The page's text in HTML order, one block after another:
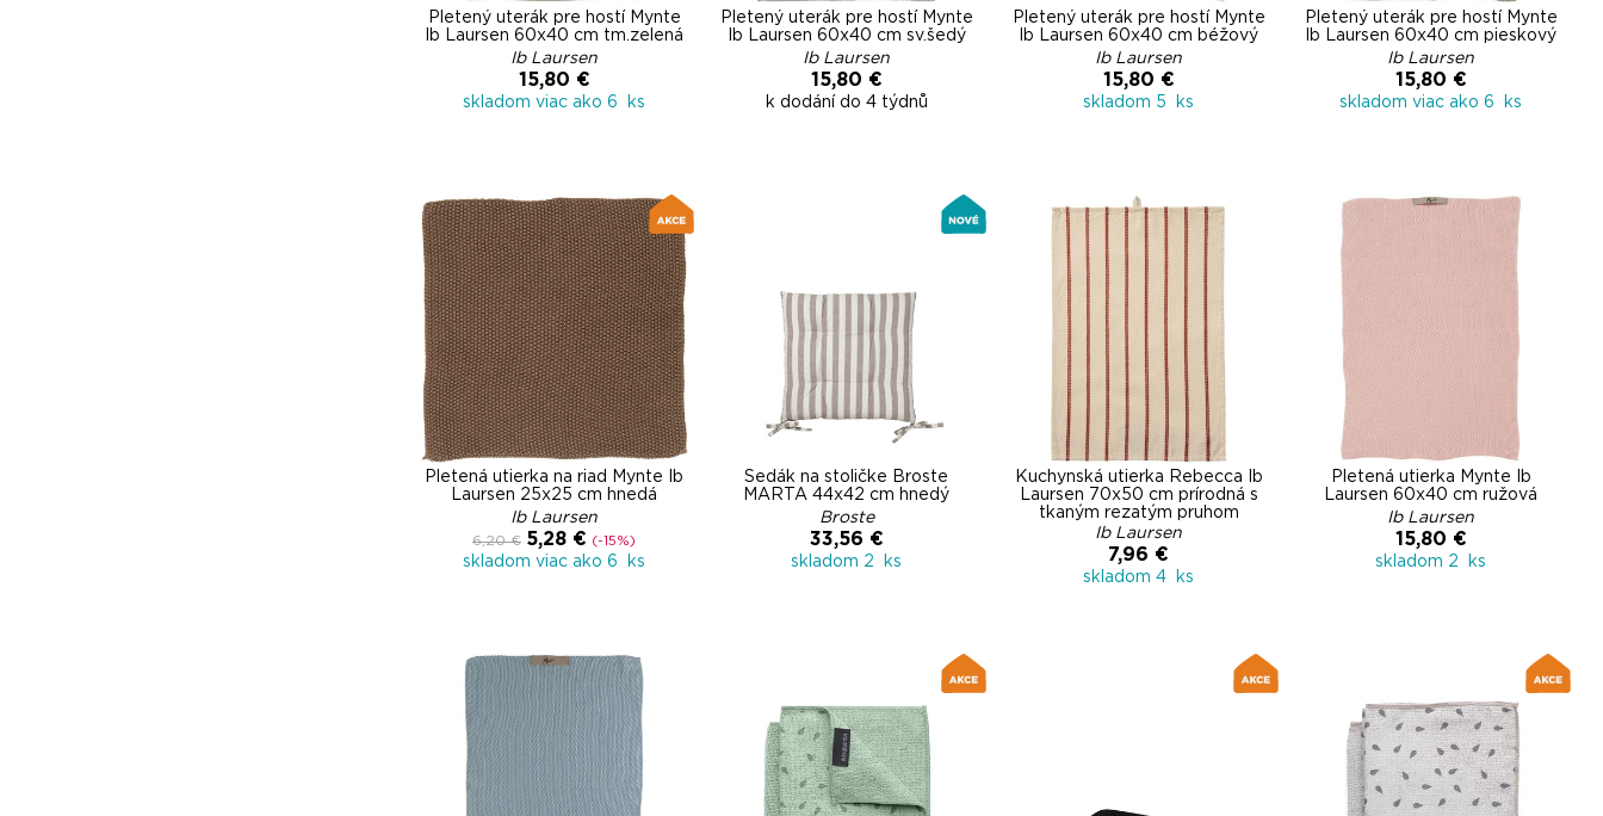
Pletený uterák pre hostí Mynte
Ib Laursen 60x40 cm tm.zelená
Ib Laursen
15,80 €
skladom viac ako 6 ks
Pletený uterák pre hostí Mynte
Ib Laursen 60x40 cm sv.šedý
Ib Laursen
15,80 €
k dodání do 4 týdnů
Pletený uterák pre hostí Mynte
Ib Laursen 60x40 cm béžový
Ib Laursen
15,80 €
skladom 5 ks
Pletený uterák pre hostí Mynte
Ib Laursen 60x40 cm pieskový
Ib Laursen
15,80 €
skladom viac ako 6 ks
Pletená utierka na riad Mynte Ib
Laursen 25x25 cm hnedá
Ib Laursen
6,20 € 5,28 € (-15%)
skladom viac ako 6 ks
Sedák na stoličke Broste
MARTA 44x42 cm hnedý
Broste
33,56 €
skladom 2 ks
Kuchynská utierka Rebecca Ib
Laursen 70x50 cm prírodná s
tkaným rezatým pruhom
Ib Laursen
7,96 €
skladom 4 ks
Pletená utierka Mynte Ib
Laursen 60x40 cm ružová
Ib Laursen
15,80 €
skladom 2 ks